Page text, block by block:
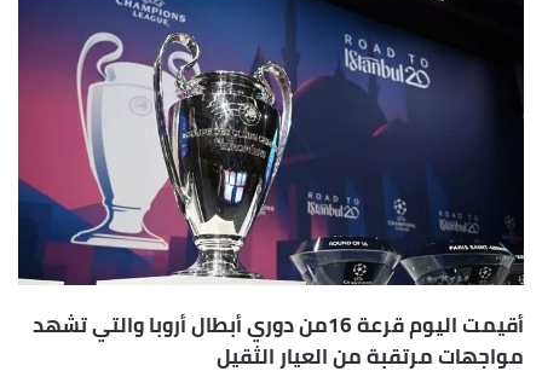
ل
ب
ر
ك
ت
ر
و
أقيمت اليوم قرعة 16من دوري أبطال أروبا والتي تشهد
مواجهات مرتقبة من العيار الثقيل